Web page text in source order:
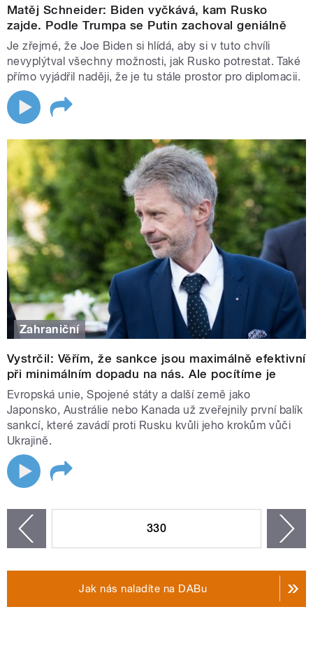
Matěj Schneider: Biden vyčkává, kam Rusko
zajde. Podle Trumpa se Putin zachoval geniálně
Je zřejmé, že Joe Biden si hlídá, aby si v tuto chvíli
nevyplýtval všechny možnosti, jak Rusko potrestat. Také
přímo vyjádřil naději, že je tu stále prostor pro diplomacii.
Zahraniční
Vystrčil: Věřím, že sankce jsou maximálně efektivní
při minimálním dopadu na nás. Ale pocítíme je
Evropská unie, Spojené státy a další země jako
Japonsko, Austrálie nebo Kanada už zveřejnily první balík
sankcí, které zavádí proti Rusku kvůli jeho krokům vůči
Ukrajině.
330
Jak nás naladíte na DABu